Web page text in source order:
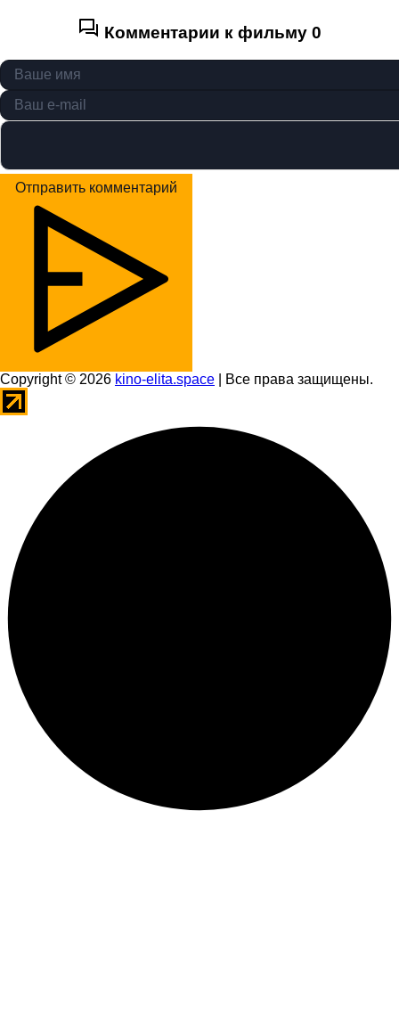
Комментарии к фильму 0
Отправить комментарий
Copyright © 2026 kino-elita.space | Все права защищены.